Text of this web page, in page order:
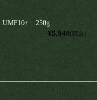
UMF10+ 250g
¥5,940(税込)